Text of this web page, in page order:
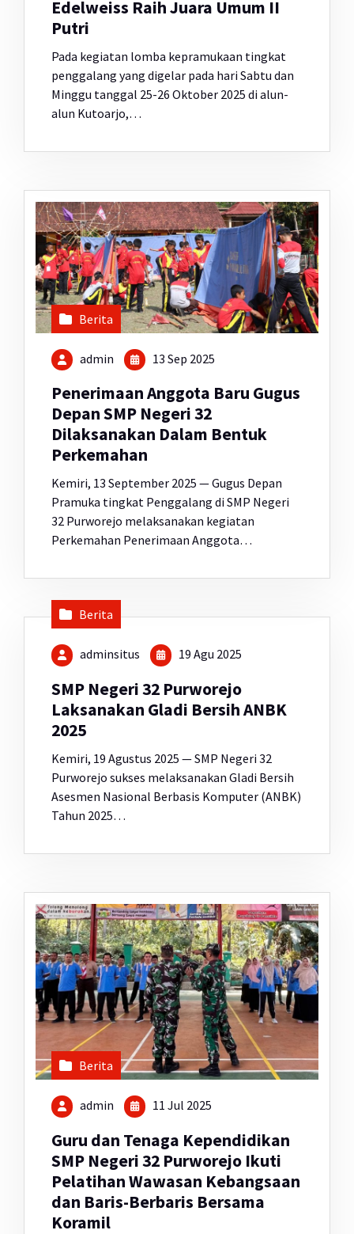
Edelweiss Raih Juara Umum II
Putri
Pada kegiatan lomba kepramukaan tingkat
penggalang yang digelar pada hari Sabtu dan
Minggu tanggal 25-26 Oktober 2025 di alun-
alun Kutoarjo,…
Berita
admin 13 Sep 2025
Penerimaan Anggota Baru Gugus
Depan SMP Negeri 32
Dilaksanakan Dalam Bentuk
Perkemahan
Kemiri, 13 September 2025 — Gugus Depan
Pramuka tingkat Penggalang di SMP Negeri
32 Purworejo melaksanakan kegiatan
Perkemahan Penerimaan Anggota…
Berita
adminsitus 19 Agu 2025
SMP Negeri 32 Purworejo
Laksanakan Gladi Bersih ANBK
2025
Kemiri, 19 Agustus 2025 — SMP Negeri 32
Purworejo sukses melaksanakan Gladi Bersih
Asesmen Nasional Berbasis Komputer (ANBK)
Tahun 2025…
Berita
admin 11 Jul 2025
Guru dan Tenaga Kependidikan
SMP Negeri 32 Purworejo Ikuti
Pelatihan Wawasan Kebangsaan
dan Baris-Berbaris Bersama
Koramil